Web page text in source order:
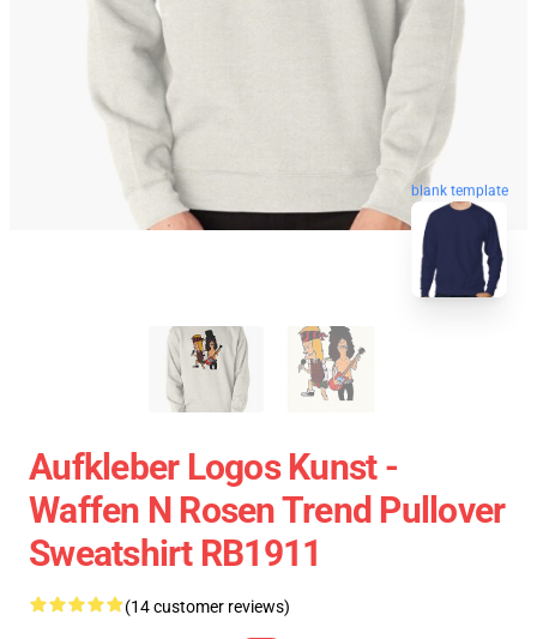
blank template
Aufkleber Logos Kunst -
Waffen N Rosen Trend Pullover
Sweatshirt RB1911
(14 customer reviews)